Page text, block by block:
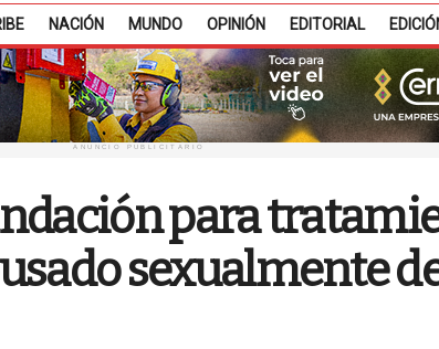
NACIÓN MUNDO OPINIÓN EDITORIAL
ANUNCIO PUBLICITARIO
para
sexualmente